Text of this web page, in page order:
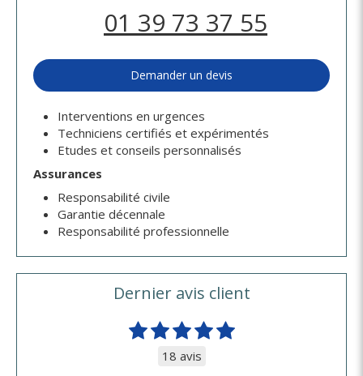
01 39 73 37 55
Demander un devis
Interventions en urgences
Techniciens certifiés et expérimentés
Etudes et conseils personnalisés
Assurances
Responsabilité civile
Garantie décennale
Responsabilité professionnelle
Dernier avis client
18 avis